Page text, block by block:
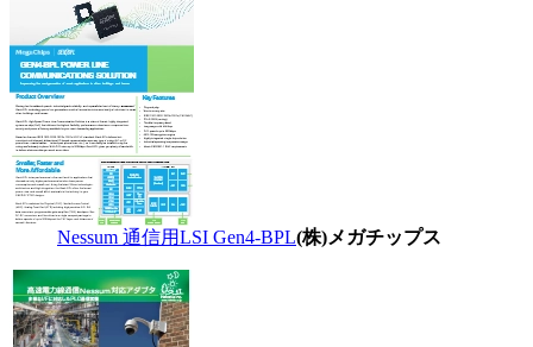
Nessum 通信用LSI Gen4-BPL(株)メガチップス